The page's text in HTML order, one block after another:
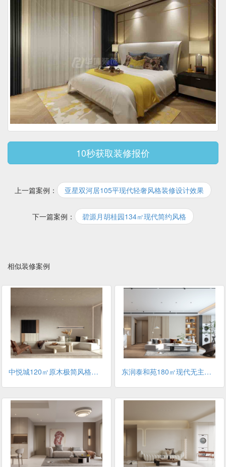
10秒获取装修报价
上一篇案例： 亚星双河居105平现代轻奢风格装修设计效果
下一篇案例： 碧源月胡桂园134㎡现代简约风格
相似装修案例
中悦城120㎡原木极简风格装修案例 东润泰和苑180㎡现代无主灯风格装修案例